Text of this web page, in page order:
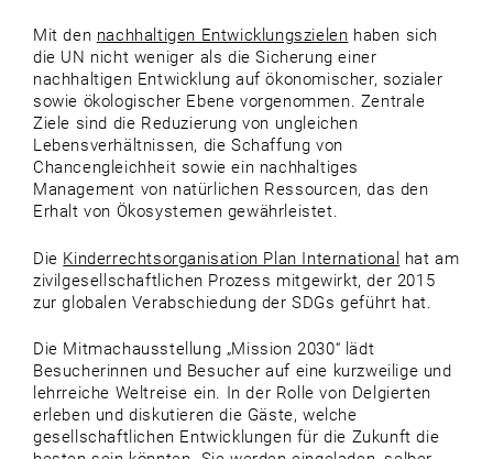
Mit den nachhaltigen Entwicklungszielen haben sich
die UN nicht weniger als die Sicherung einer
nachhaltigen Entwicklung auf ökonomischer, sozialer
sowie ökologischer Ebene vorgenommen. Zentrale
Ziele sind die Reduzierung von ungleichen
Lebensverhältnissen, die Schaffung von
Chancengleichheit sowie ein nachhaltiges
Management von natürlichen Ressourcen, das den
Erhalt von Ökosystemen gewährleistet.
Die Kinderrechtsorganisation Plan International
hat am
zivilgesellschaftlichen Prozess mitgewirkt, der 2015
zur globalen Verabschiedung der SDGs geführt hat.
Die Mitmachausstellung „Mission 2030“ lädt
Besucherinnen und Besucher auf eine kurzweilige und
lehrreiche Weltreise ein. In der Rolle von Delgierten
erleben und diskutieren die Gäste, welche
gesellschaftlichen Entwicklungen für die Zukunft die